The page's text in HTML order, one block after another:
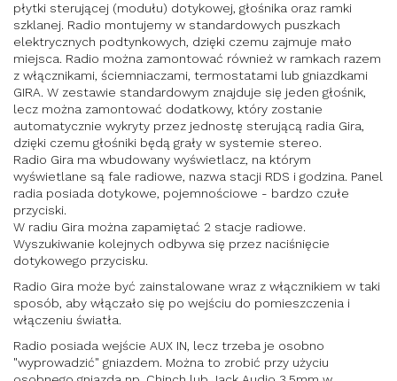
płytki sterującej (modułu) dotykowej, głośnika oraz ramki
szklanej. Radio montujemy w standardowych puszkach
elektrycznych podtynkowych, dzięki czemu zajmuje mało
miejsca. Radio można zamontować również w ramkach razem
z włącznikami, ściemniaczami, termostatami lub gniazdkami
GIRA. W zestawie standardowym znajduje się jeden głośnik,
lecz można zamontować dodatkowy, który zostanie
automatycznie wykryty przez jednostę sterującą radia Gira,
dzięki czemu głośniki będą grały w systemie stereo.
Radio Gira ma wbudowany wyświetlacz, na którym
wyświetlane są fale radiowe, nazwa stacji RDS i godzina. Panel
radia posiada dotykowe, pojemnościowe - bardzo czułe
przyciski.
W radiu Gira można zapamiętać 2 stacje radiowe.
Wyszukiwanie kolejnych odbywa się przez naciśnięcie
dotykowego przycisku.
Radio Gira może być zainstalowane wraz z włącznikiem w taki
sposób, aby włączało się po wejściu do pomieszczenia i
włączeniu światła.
Radio posiada wejście AUX IN, lecz trzeba je osobno
"wyprowadzić" gniazdem. Można to zrobić przy użyciu